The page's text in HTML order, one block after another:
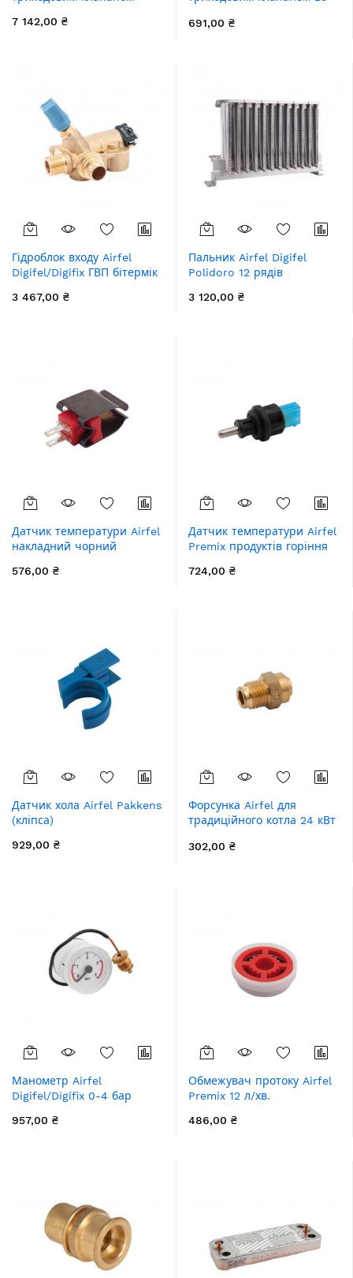
7 142,00 ₴
691,00 ₴
Гідроблок входу Airfel
Digifel/Digifix ГВП бітермік
3 467,00 ₴
Пальник Airfel Digifel
Polidoro 12 рядів
3 120,00 ₴
Датчик температури Airfel
накладний чорний
576,00 ₴
Датчик температури Airfel
Premix продуктів горіння
724,00 ₴
Датчик хола Airfel Pakkens
(кліпса)
929,00 ₴
Форсунка Airfel для
традиційного котла 24 кВт
302,00 ₴
Манометр Airfel
Digifel/Digifix 0-4 бар
957,00 ₴
Обмежувач протоку Airfel
Premix 12 л/хв.
486,00 ₴